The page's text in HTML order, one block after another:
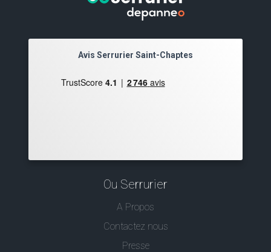
Avis Serrurier Saint-Chaptes
Ou Serrurier
A Propos
Contactez nous
Presse